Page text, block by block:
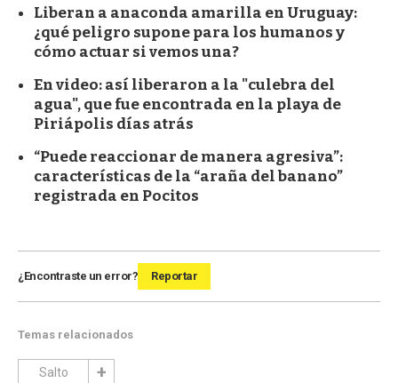
Liberan a anaconda amarilla en Uruguay:
¿qué peligro supone para los humanos y
cómo actuar si vemos una?
En video: así liberaron a la "culebra del
agua", que fue encontrada en la playa de
Piriápolis días atrás
“Puede reaccionar de manera agresiva”:
características de la “araña del banano”
registrada en Pocitos
¿Encontraste un error? Reportar
Temas relacionados
Salto